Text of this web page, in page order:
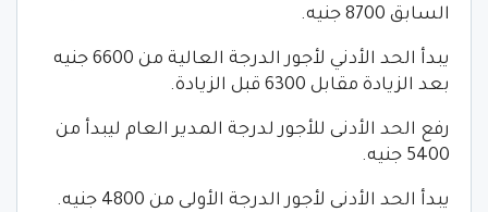
السابق 8700 جنيه.
يبدأ الحد الأدني لأجور الدرجة العالية من 6600 جنيه
بعد الزيادة مقابل 6300 قبل الزيادة.
رفع الحد الأدنى للأجور لدرجة المدير العام ليبدأ من
5400 جنيه.
يبدأ الحد الأدنى لأجور الدرجة الأولى من 4800 جنيه.